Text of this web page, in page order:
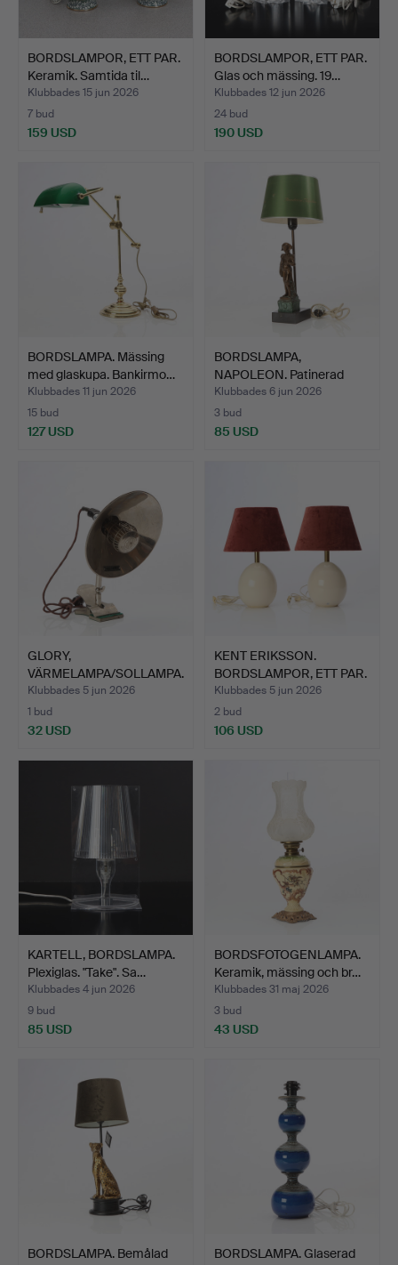
BORDSLAMPOR, ETT PAR.
Keramik. Samtida til…
Klubbades 15 jun 2026
7 bud
159 USD
BORDSLAMPOR, ETT PAR.
Glas och mässing. 19…
Klubbades 12 jun 2026
24 bud
190 USD
BORDSLAMPA. Mässing
med glaskupa. Bankirmo…
Klubbades 11 jun 2026
15 bud
127 USD
BORDSLAMPA,
NAPOLEON. Patinerad
gjutmassa.…
Klubbades 6 jun 2026
3 bud
85 USD
GLORY,
VÄRMELAMPA/SOLLAMPA.
Förnicklad met…
Klubbades 5 jun 2026
1 bud
32 USD
KENT ERIKSSON.
BORDSLAMPOR, ETT PAR.
Steng…
Klubbades 5 jun 2026
2 bud
106 USD
KARTELL, BORDSLAMPA.
Plexiglas. "Take". Sa…
Klubbades 4 jun 2026
9 bud
85 USD
BORDSFOTOGENLAMPA.
Keramik, mässing och br…
Klubbades 31 maj 2026
3 bud
43 USD
BORDSLAMPA. Bemålad
BORDSLAMPA. Glaserad